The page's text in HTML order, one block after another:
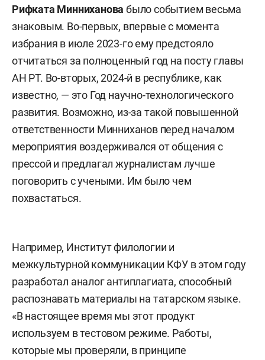
Рифката Минниханова былособытием весьма
знаковым. Во-первых, впервые с момента
избрания в июле 2023-го ему предстояло
отчитаться за полноценный год на посту главы
АН РТ. Во-вторых, 2024-й в республике, как
известно, — это Год научно-технологического
развития. Возможно, из-за такой повышенной
ответственности Минниханов перед началом
мероприятия воздерживался от общения с
прессой и предлагал журналистам лучше
поговорить с учеными. Им было чем
похвастаться.
Например, Институт филологии и
межкультурной коммуникации КФУ в этом году
разработал аналог антиплагиата, способный
распознавать материалы на татарском языке.
«В настоящее время мы этот продукт
используем в тестовом режиме. Работы,
которые мы проверяли, в принципе